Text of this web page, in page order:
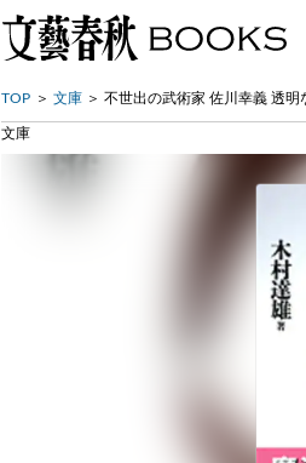
TOP 文庫 不世出の武術家 佐川幸義 透明
文庫